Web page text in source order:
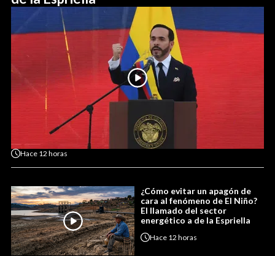
Hace 12 horas
¿Cómo evitar un apagón de
cara al fenómeno de El Niño?
El llamado del sector
energético a de la Espriella
Hace 12 horas